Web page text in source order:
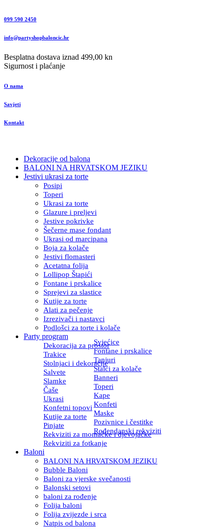
099 590 2450
info@partyshopbaloncic.hr
Besplatna dostava iznad 499,00 kn
Sigurnost i plaćanje
O nama
Savjeti
Kontakt
Dekoracije od balona
BALONI NA HRVATSKOM JEZIKU
Jestivi ukrasi za torte
Posipi
Toperi
Ukrasi za torte
Glazure i preljevi
Jestive pokrivke
Šečerne mase fondant
Ukrasi od marcipana
Boja za kolače
Jestivi flomasteri
Acetatna folija
Lollipop Štapići
Fontane i prskalice
Sprejevi za slastice
Kutije za torte
Alati za pečenje
Izrezivači i nastavci
Podlošci za torte i kolače
Party program
Dekoracija za prostor
Svjećice
Trakice
Fontane i prskalice
Stolnjaci i dekoracije
Tanjuri
Salvete
Stalci za kolače
Slamke
Banneri
Čaše
Toperi
Ukrasi
Kape
Konfetni topovi Konfeti
Kutije za torte
Maske
Pinjate
Pozivnice i čestitke
Rekviziti za momačke i djevojačke
Rođendanski rekviziti
Rekviziti za fotkanje
Baloni
BALONI NA HRVATSKOM JEZIKU
Bubble Baloni
Baloni za vjerske svečanosti
Balonski setovi
baloni za rođenje
Folija baloni
Folija zvijezde i srca
Natpis od balona